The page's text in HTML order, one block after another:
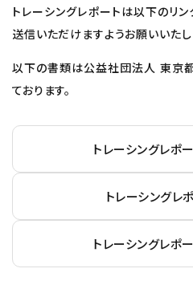
トレーシングレポートは以下のリ
送信いただけますようお願いいたし
以下の書類は公益社団法人 東京
ております。
トレーシングレポ
トレーシングレ
トレーシングレポ